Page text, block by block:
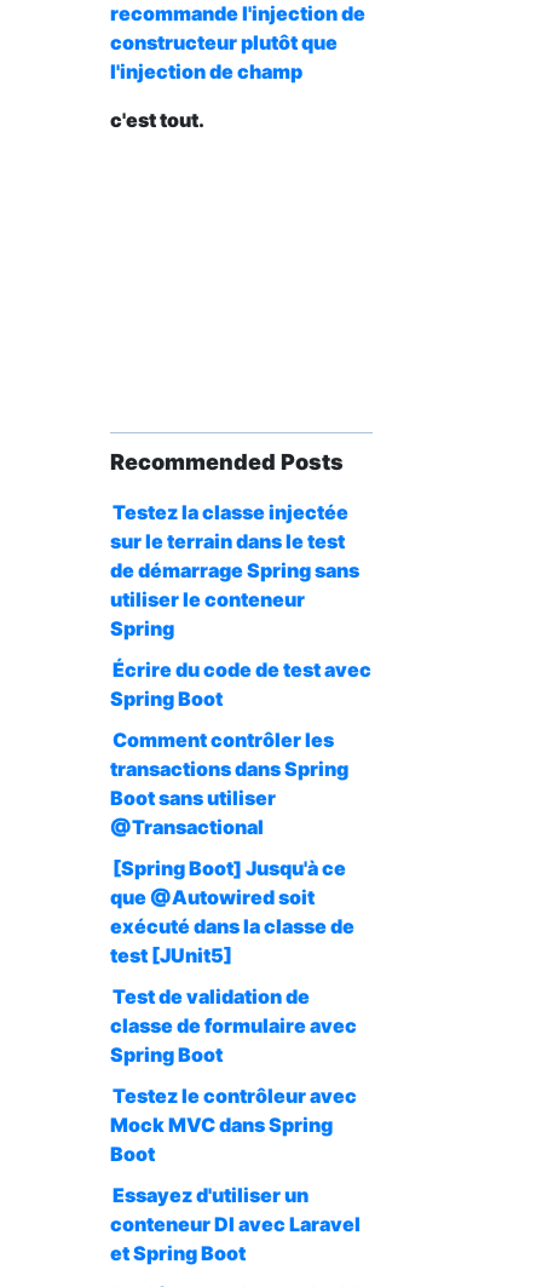
recommande l'injection de
constructeur plutôt que
l'injection de champ
c'est tout.
Recommended Posts
Testez la classe injectée
sur le terrain dans le test
de démarrage Spring sans
utiliser le conteneur
Spring
Écrire du code de test avec
Spring Boot
Comment contrôler les
transactions dans Spring
Boot sans utiliser
@Transactional
[Spring Boot] Jusqu'à ce
que @Autowired soit
exécuté dans la classe de
test [JUnit5]
Test de validation de
classe de formulaire avec
Spring Boot
Testez le contrôleur avec
Mock MVC dans Spring
Boot
Essayez d'utiliser un
conteneur DI avec Laravel
et Spring Boot